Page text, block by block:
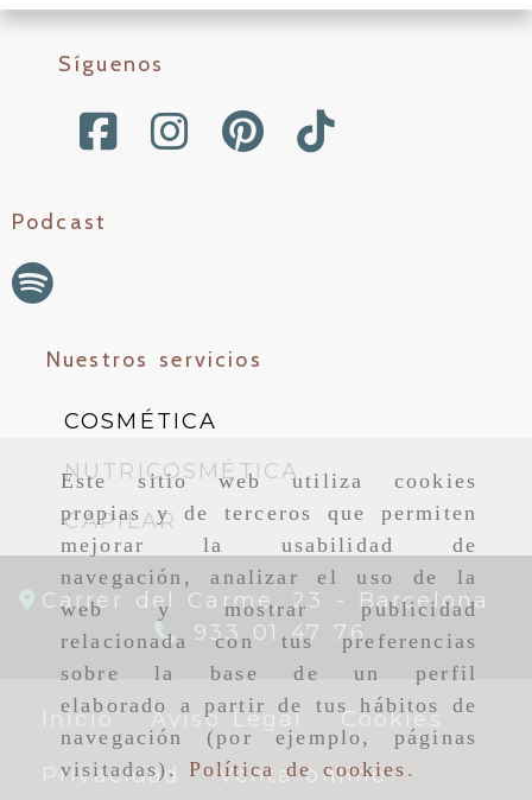
Este sitio web utiliza cookies
propias y de terceros que permiten
mejorar la usabilidad de
navegación, analizar el uso de la
web y mostrar publicidad
relacionada con tus preferencias
sobre la base de un perfil
elaborado a partir de tus hábitos de
navegación (por ejemplo, páginas
visitadas). Política de cookies .
Síguenos
Podcast
Nuestros servicios
COSMÉTICA
NUTRICOSMÉTICA
CAPILAR
Carrer del Carme, 23 - Barcelona
933 01 47 76
Inicio Aviso Legal Cookies
Privacidad Venta online